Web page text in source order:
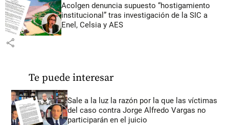
Acolgen denuncia supuesto “hostigamiento
institucional” tras investigación de la SIC a
Enel, Celsia y AES
share
Te puede interesar
Sale a la luz la razón por la que las víctimas
del caso contra Jorge Alfredo Vargas no
participarán en el juicio